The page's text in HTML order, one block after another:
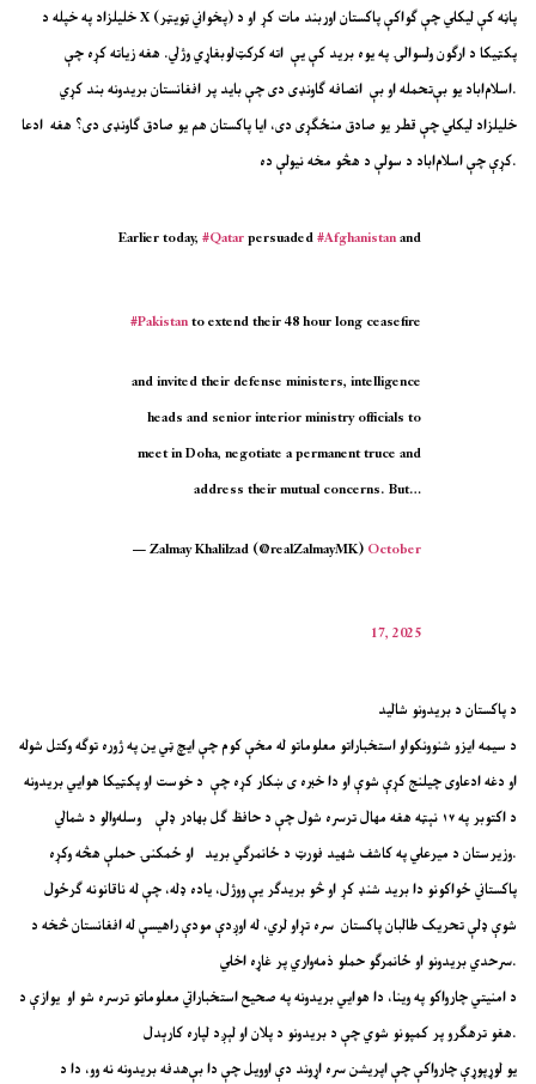
خلیلزاد په خپله د X (پخواني ټویټر) پاڼه کې لیکلي چې ګواکې پاکستان اوربند مات کړ او د
پکټیکا د ارګون ولسوالۍ په یوه برید کې یې اته کرکټ‌لوبغاړي وژلي. هغه زیاته کړه چې
اسلام‌اباد یو بې‌تحمله او بې انصافه ګاونډی دی چې باید پر افغانستان بریدونه بند کړي.
خلیلزاد لیکلي چې قطر یو صادق منځګړی دی، ایا پاکستان هم یو صادق ګاونډی دی؟ هغه ادعا
کړې چې اسلام‌اباد د سولې د هڅو مخه نیولې ده.
Earlier today,#Qatarpersuaded#Afghanistanand
#Pakistanto extend their 48 hour long ceasefire
and invited their defense ministers, intelligence
heads and senior interior ministry officials to
meet in Doha, negotiate a permanent truce and
address their mutual concerns. But…
— Zalmay Khalilzad (@realZalmayMK)October
17, 2025
د پاکستان د بریدونو شالید
د سیمه ایزو شنوونکواو استخباراتو معلوماتو له مخې کوم چې ایچ ټي ین په ژوره توګه وکتل شوله
او دغه ادعاوی چیلنج کړې شوې او دا خبره ی ښکار کړه چې د خوست او پکټیکا هوايي بریدونه
د اکتوبر په ۱۷ نېټه هغه مهال ترسره شول چې د حافظ ګل بهادر ډلې وسله‌والو د شمالي
وزیرستان د میرعلي په کاشف شهید فورټ د ځانمرګي برید او ځمکنۍ حملې هڅه وکړه.
پاکستاني ځواکونو دا برید شنډ کړ او څو بریدګر یې ووژل، یاده ډله، چې له ناقانونه ګرځول
شوې ډلې تحریک طالبان پاکستان سره تړاو لري، له اوږدې مودې راهیسې له افغانستان څخه د
سرحدي بریدونو او ځانمرګو حملو ذمه‌واري پر غاړه اخلي.
د امنیتي چارواکو په وینا، دا هوايي بریدونه په صحیح استخباراتي معلوماتو ترسره شو او یوازې د
هغو ترهګرو پر کمپونو شوي چې د بریدونو د پلان او لېږد لپاره کارېدل.
یو لوړپوړې چارواکې چې اپریشن سره اړوند دې اوویل چې دا بې‌هدفه بریدونه نه وو، دا د